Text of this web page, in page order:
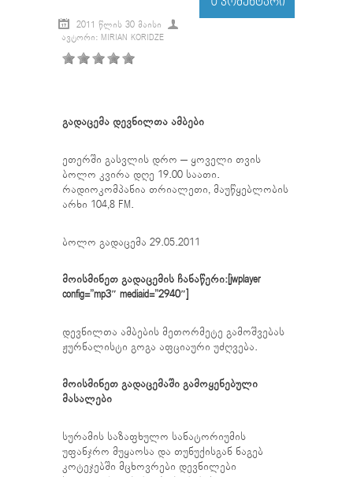
2011 ᲬᲚᲘᲡ 30 ᲛᲐᲘᲡᲘ
ᲐᲕᲢᲝᲠᲘ: MIRIAN KORIDZE
გადაცემა დევნილთა ამბები
ეთერში გასვლის დრო – ყოველი თვის
ბოლო კვირა დღე 19.00 საათი.
რადიოკომპანია თრიალეთი, მაუწყებლობის
არხი 104,8 FM.
ბოლო გადაცემა 29.05.2011
მოისმინეთ გადაცემის ჩანაწერი:[jwplayer
config=”mp3″ mediaid=”2940″]
დევნილთა ამბების მეთორმეტე გამოშვებას
ჟურნალისტი გოგა აფციაური უძღვება.
მოისმინეთ გადაცემაში გამოყენებული
მასალები
სურამის საზაფხულო სანატორიუმის
უფანჯრო მუყაოსა და თუნუქისგან ნაგებ
კოტეჯებში მცხოვრები დევნილები